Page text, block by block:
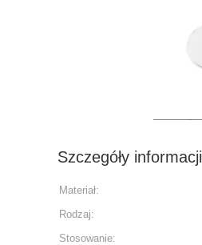
Szczegóły informacji
Materiał:
Rodzaj:
Stosowanie: